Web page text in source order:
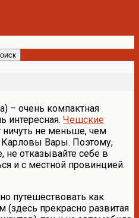
– очень компактная
интересная. Чешские
ничуть не меньше, чем
Вары. Поэтому,
не отказывайте себе в
и с местной провинцией.
путешествовать как
прекрасно развитая